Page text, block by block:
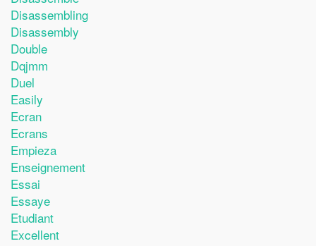
Disassembling
Disassembly
Double
Dqjmm
Duel
Easily
Ecran
Ecrans
Empieza
Enseignement
Essai
Essaye
Etudiant
Excellent